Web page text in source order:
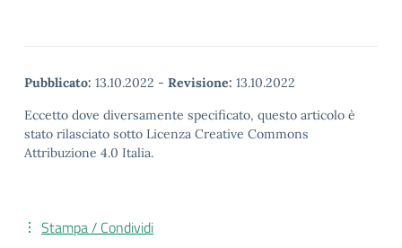
Pubblicato: 13.10.2022 - Revisione: 13.10.2022
Eccetto dove diversamente specificato, questo articolo è
stato rilasciato sotto Licenza Creative Commons
Attribuzione 4.0 Italia.
Stampa / Condividi